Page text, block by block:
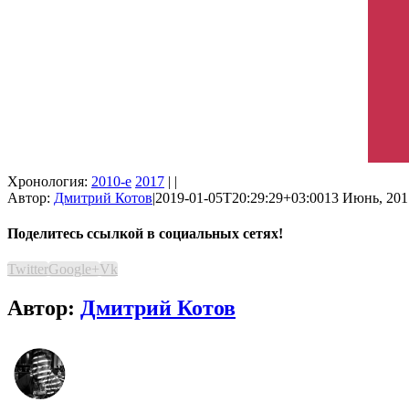
Хронология: 2010-е 2017 | |
Автор: Дмитрий Котов|2019-01-05T20:29:29+03:0013 Июнь,
Поделитесь ссылкой в социальных сетях!
TwitterGoogle+Vk
Автор: Дмитрий Котов